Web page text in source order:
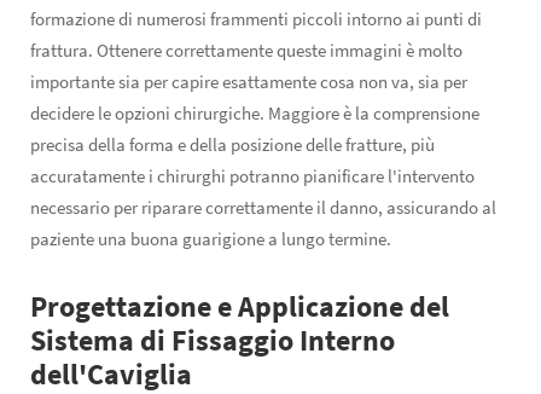
formazione di numerosi frammenti piccoli intorno ai punti di
frattura. Ottenere correttamente queste immagini è molto
importante sia per capire esattamente cosa non va, sia per
decidere le opzioni chirurgiche. Maggiore è la comprensione
precisa della forma e della posizione delle fratture, più
accuratamente i chirurghi potranno pianificare l'intervento
necessario per riparare correttamente il danno, assicurando al
paziente una buona guarigione a lungo termine.
Progettazione e Applicazione del
Sistema di Fissaggio Interno
dell'Caviglia